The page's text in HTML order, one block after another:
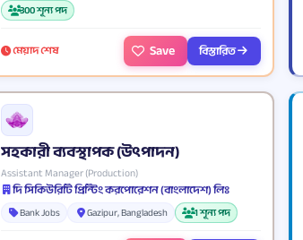
300 শূন্য পদ
মেয়াদ শেষ Save বিস্তারিত
সহকারী ব্যবস্থাপক (উৎপাদন)
Assistant Manager (Production)
দি সিকিউরিটি প্রিন্টিং করপোরেশন (বাংলাদেশ) লিঃ
Bank Jobs Gazipur, Bangladesh 1 শূন্য পদ